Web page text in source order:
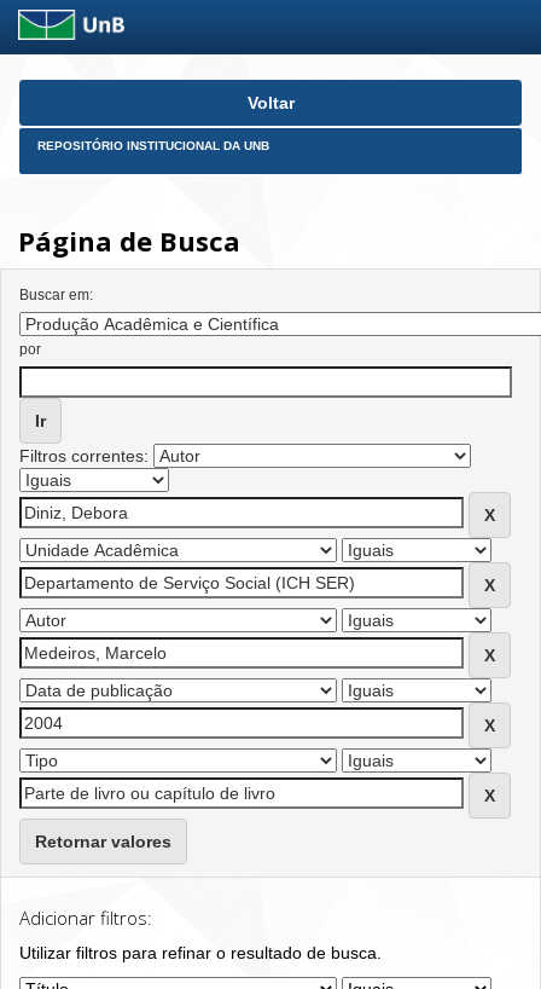
Skip
Voltar
REPOSITÓRIO INSTITUCIONAL DA UNB
Página de Busca
Buscar em:
por
Filtros correntes:
Retornar valores
Adicionar filtros:
Utilizar filtros para refinar o resultado de busca.